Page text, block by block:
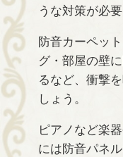
うな対策が必
防音カーペッ
グ・部屋の壁
るなど、衝撃
しょう。
ピアノなど楽
には防音パネ